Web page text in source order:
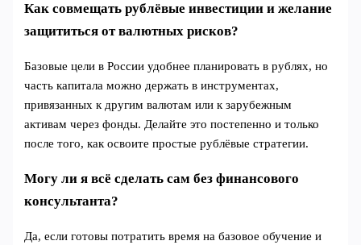
Как совмещать рублёвые инвестиции и желание
защититься от валютных рисков?
Базовые цели в России удобнее планировать в рублях, но
часть капитала можно держать в инструментах,
привязанных к другим валютам или к зарубежным
активам через фонды. Делайте это постепенно и только
после того, как освоите простые рублёвые стратегии.
Могу ли я всё сделать сам без финансового
консультанта?
Да, если готовы потратить время на базовое обучение и